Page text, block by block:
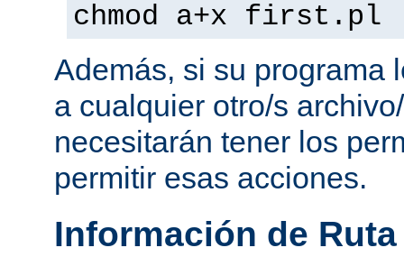
chmod a+x first.pl
Además, si su programa
a cualquier otro/s
necesitarán tener los
permitir esas acciones.
Información de